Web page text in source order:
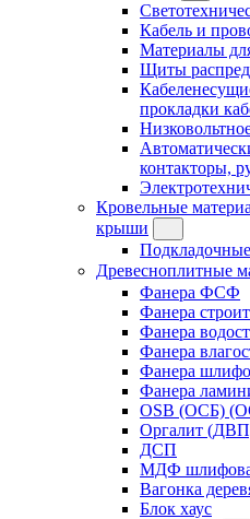
Кабель и
Материалы
Щиты
прокладки
контакторы,
Кровельные
крыши
Древесноплитные
Фанера ФСФ
Фанера
Фанера
Фанера
Фанера
Фанера
OSB (ОСБ)
Оргалит
ДСП
МДФ
Вагонка
Блок хаус